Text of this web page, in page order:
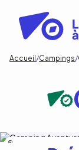
contenu
principal
Fil
Accueil Campings